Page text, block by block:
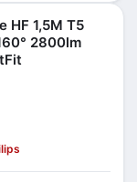
HF 1,5M T5
2800lm